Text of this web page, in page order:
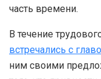
часть времени.
В течение
встречались с
ним своими